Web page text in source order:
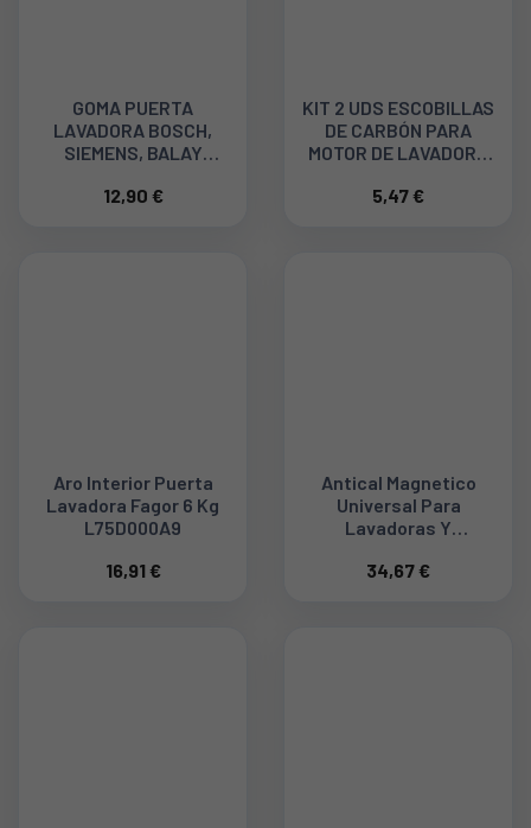
GOMA PUERTA
LAVADORA BOSCH,
SIEMENS, BALAY
12,90 €
KIT 2 UDS ESCOBILLAS
DE CARBÓN PARA
MOTOR DE LAVADORA
5,47 €
Aro Interior Puerta
Lavadora Fagor 6 Kg
L75D000A9
16,91 €
Antical Magnetico
Universal Para
Lavadoras Y
34,67 €